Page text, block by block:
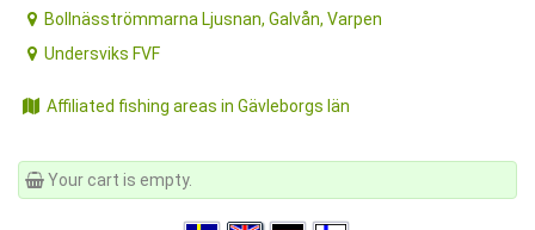
Bollnäsströmmarna Ljusnan, Galvån, Varpen
Undersviks FVF
Affiliated fishing areas in Gävleborgs län
Your cart is empty.